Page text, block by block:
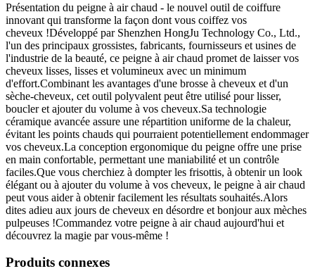
Présentation du peigne à air chaud - le nouvel outil de coiffure
innovant qui transforme la façon dont vous coiffez vos
cheveux !Développé par Shenzhen HongJu Technology Co., Ltd.,
l'un des principaux grossistes, fabricants, fournisseurs et usines de
l'industrie de la beauté, ce peigne à air chaud promet de laisser vos
cheveux lisses, lisses et volumineux avec un minimum
d'effort.Combinant les avantages d'une brosse à cheveux et d'un
sèche-cheveux, cet outil polyvalent peut être utilisé pour lisser,
boucler et ajouter du volume à vos cheveux.Sa technologie
céramique avancée assure une répartition uniforme de la chaleur,
évitant les points chauds qui pourraient potentiellement endommager
vos cheveux.La conception ergonomique du peigne offre une prise
en main confortable, permettant une maniabilité et un contrôle
faciles.Que vous cherchiez à dompter les frisottis, à obtenir un look
élégant ou à ajouter du volume à vos cheveux, le peigne à air chaud
peut vous aider à obtenir facilement les résultats souhaités.Alors
dites adieu aux jours de cheveux en désordre et bonjour aux mèches
pulpeuses !Commandez votre peigne à air chaud aujourd'hui et
découvrez la magie par vous-même !
Produits connexes